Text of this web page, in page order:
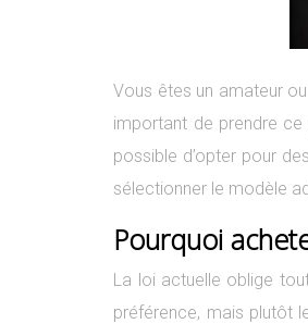
Vous êtes un amateur
important de prendre
possible d’opter pour
sélectionner le modèle
Pourquoi
La loi actuelle oblige
préférence, mais plutôt